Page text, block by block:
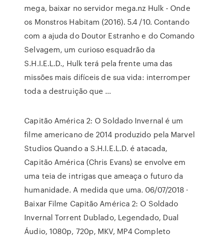
mega, baixar no servidor mega.nz Hulk - Onde
os Monstros Habitam (2016). 5.4 /10. Contando
com a ajuda do Doutor Estranho e do Comando
Selvagem, um curioso esquadrão da
S.H.I.E.L.D., Hulk terá pela frente uma das
missões mais difíceis de sua vida: interromper
toda a destruição que …
Capitão América 2: O Soldado Invernal é um
filme americano de 2014 produzido pela Marvel
Studios Quando a S.H.I.E.L.D. é atacada,
Capitão América (Chris Evans) se envolve em
uma teia de intrigas que ameaça o futuro da
humanidade. A medida que uma. 06/07/2018 ·
Baixar Filme Capitão América 2: O Soldado
Invernal Torrent Dublado, Legendado, Dual
Áudio, 1080p, 720p, MKV, MP4 Completo